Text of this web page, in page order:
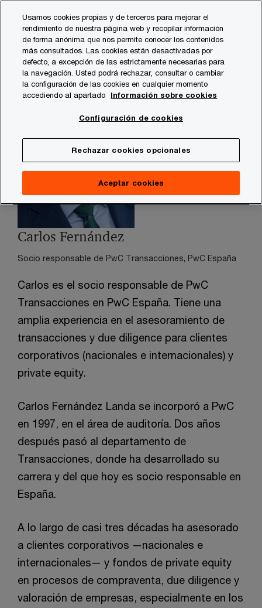
content
footer
contacts
Carlos Fernández
Socio responsable de PwC Transacciones, PwC España
Carlos es el socio responsable de PwC
Transacciones en PwC España. Tiene una
amplia experiencia en el asesoramiento de
transacciones y due diligence para clientes
corporativos (nacionales e internacionales) y
private equity.
Carlos Fernández Landa se incorporó a PwC
en 1997, en el área de auditoría. Dos años
después pasó al departamento de
Transacciones, donde ha desarrollado su
carrera y del que hoy es socio responsable en
España.
A lo largo de casi tres décadas ha asesorado
a clientes corporativos —nacionales e
internacionales— y fondos de private equity
en procesos de compraventa, due diligence y
valoración de empresas, especialmente en los
Usamos cookies propias y de terceros para mejorar el
rendimiento de nuestra página web y recopilar información
de forma anónima que nos permite conocer los contenidos
más consultados. Las cookies están desactivadas por
defecto, a excepción de las estrictamente necesarias para
la navegación. Usted podrá rechazar, consultar o cambiar
la configuración de las cookies en cualquier momento
accediendo al apartado
Información sobre cookies
Configuración de cookies
Rechazar cookies opcionales
Aceptar cookies